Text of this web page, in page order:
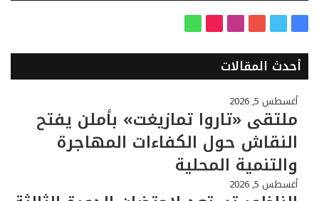
س
ب
و
ك
ي
ت
ت
ي
ب
س
ت
ر
م
k
ت
ب
أحدث المقالات
أغسطس 5, 2026
ملتقى «تاروا تمازيغت» بأملن يفتح
النقاش حول الكفاءات المهاجرة
والتنمية المحلية
أغسطس 5, 2026